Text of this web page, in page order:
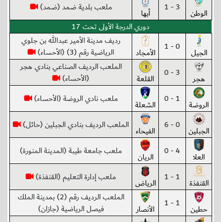
الوطن 3 - 1 أبها
ملعب بلدية ضمد (ضمد)
دوري الدرجة الأولى تحت 17
الجيل 0 - 1 الأمجاد
رديف مدينة الأمير عبدالله بن جلوي
الرياضية رقم (3) (الأحساء)
هجر 3 - 0 القلعة
الملعب الرديف الصناعي بنادي هجر
(الأحساء)
الروضة 1 - 0 الشعلة ملعب نادي الروضة (الأحساء)
الجبلين 0 - 6 الفيحاء الملعب الرديف بنادي الجبلين (حائل)
العلا 4 - 0 الريان ملعب جامعة طيبة (المدينة المنورة)
القنفذة 1 - 1 الرياض ملعب إدارة التعليم (القنفذة)
حطين 1 - 1 الأنصار
الملعب الرديف رقم (2) بمدينة الملك
فيصل الرياضية (جازان)